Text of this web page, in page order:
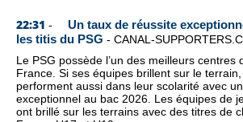
22:31 -
Un taux de réussite
les titis du PSG - CANAL-
Le PSG possède l’un des meilleurs centres
France. Si ses équipes brillent sur le
performent aussi dans leur scolarité avec
exceptionnel au bac 2026. Les équipes de
ont brillé sur les terrains avec des titres de